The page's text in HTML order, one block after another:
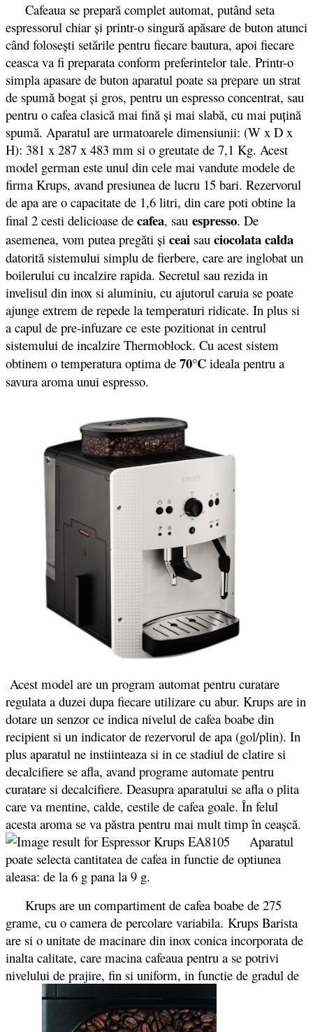
Cafeaua se prepară complet automat, putând seta
espressorul chiar și printr-o singură apăsare de buton atunci
când folosești setările pentru fiecare bautura, apoi fiecare
ceasca va fi preparata conform preferintelor tale. Printr-o
simpla apasare de buton aparatul poate sa prepare un strat
de spumă bogat şi gros, pentru un espresso concentrat, sau
pentru o cafea clasică mai fină şi mai slabă, cu mai puţină
spumă. Aparatul are urmatoarele dimensiunii: (W x D x
H): 381 x 287 x 483 mm si o greutate de 7,1 Kg. Acest
model german este unul din cele mai vandute modele de
firma Krups, avand presiunea de lucru 15 bari. Rezervorul
de apa are o capacitate de 1,6 litri, din care poti obtine la
final 2 cesti delicioase de cafea, sau espresso. De
asemenea, vom putea pregăti și ceai sau ciocolata calda
datorită sistemului simplu de fierbere, care are inglobat un
boilerului cu incalzire rapida. Secretul sau rezida in
invelisul din inox si aluminiu, cu ajutorul caruia se poate
ajunge extrem de repede la temperaturi ridicate. In plus si
a capul de pre-infuzare ce este pozitionat in centrul
sistemului de incalzire Thermoblock. Cu acest sistem
obtinem o temperatura optima de 70°C ideala pentru a
savura aroma unui espresso.
Acest model are un program automat pentru curatare
regulata a duzei dupa fiecare utilizare cu abur. Krups are in
dotare un senzor ce indica nivelul de cafea boabe din
recipient si un indicator de rezervorul de apa (gol/plin). In
plus aparatul ne instiinteaza si in ce stadiul de clatire si
decalcifiere se afla, avand programe automate pentru
curatare si decalcifiere. Deasupra aparatului se afla o plita
care va mentine, calde, cestile de cafea goale. În felul
acesta aroma se va păstra pentru mai mult timp în ceașcă.
Aparatul
poate selecta cantitatea de cafea in functie de optiunea
aleasa: de la 6 g pana la 9 g.
Krups are un compartiment de cafea boabe de 275
grame, cu o camera de percolare variabila. Krups Barista
are si o unitate de macinare din inox conica incorporata de
inalta calitate, care macina cafeaua pentru a se potrivi
nivelului de prajire, fin si uniform, in functie de gradul de